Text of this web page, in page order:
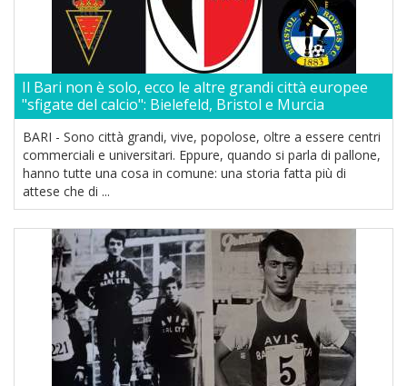
Il Bari non è solo, ecco le altre grandi città europee
"sfigate del calcio": Bielefeld, Bristol e Murcia
BARI - Sono città grandi, vive, popolose, oltre a essere centri
commerciali e universitari. Eppure, quando si parla di pallone,
hanno tutte una cosa in comune: una storia fatta più di
attese che di ...